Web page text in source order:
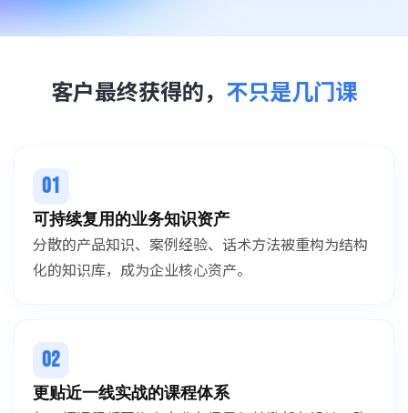
客户最终获得的， 不只是几门课
01
可持续复用的业务知识资产
分散的产品知识、案例经验、话术方法被重构为结构
化的知识库，成为企业核心资产。
02
更贴近一线实战的课程体系